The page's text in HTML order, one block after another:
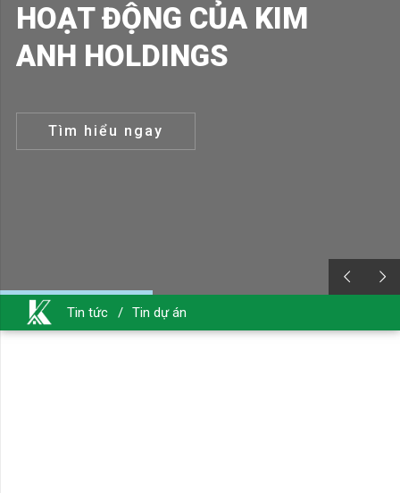
HOẠT ĐỘNG CỦA KIM
ANH HOLDINGS
Tìm hiểu ngay
Tin tức / Tin dự án